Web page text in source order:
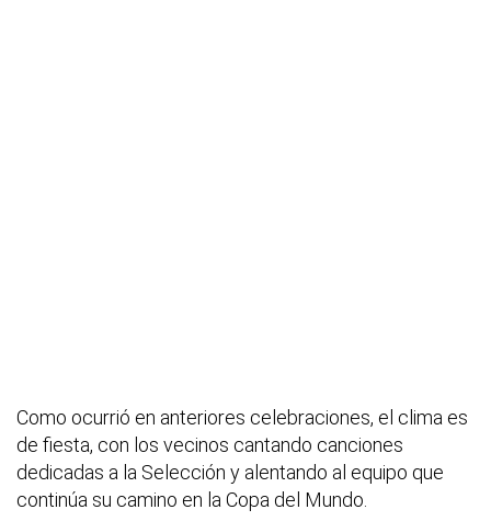
Como ocurrió en anteriores celebraciones, el clima es
de fiesta, con los vecinos cantando canciones
dedicadas a la Selección y alentando al equipo que
continúa su camino en la Copa del Mundo.